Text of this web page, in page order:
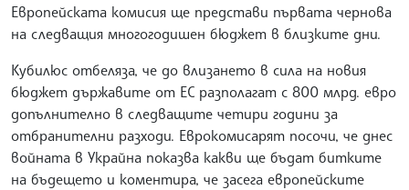
Европейската комисия ще представи първата чернова
на следващия многогодишен бюджет в близките дни.
Кубилюс отбеляза, че до влизането в сила на новия
бюджет държавите от ЕС разполагат с 800 млрд. евро
допълнително в следващите четири години за
отбранителни разходи. Еврокомисарят посочи, че днес
войната в Украйна показва какви ще бъдат битките
на бъдещето и коментира, че засега европейските